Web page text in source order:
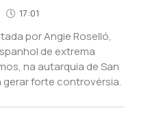
17:01
por Angie Roselló,
de extrema
na autarquia de San
gerar forte controvérsia.